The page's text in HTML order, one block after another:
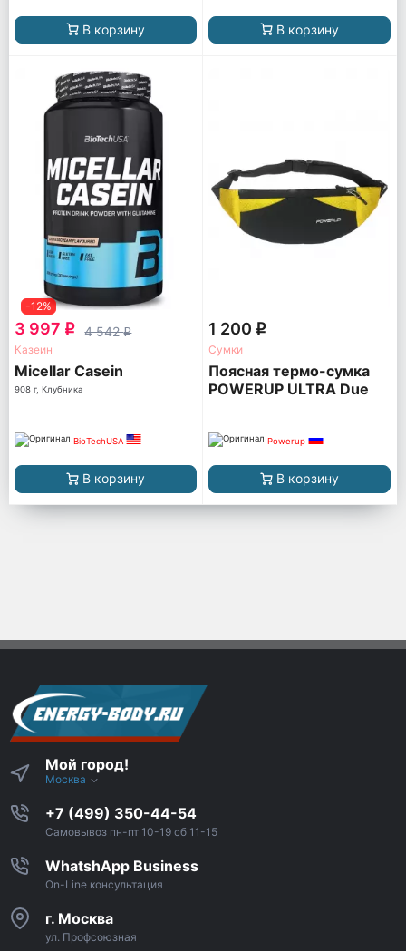
В корзину В корзину
-12%
3 997 q 4 542q
Казеин
Micellar Casein
908 г, Клубника
BioTechUSA
В корзину
1 200 q
Сумки
Поясная термо-сумка
POWERUP ULTRA Due
Powerup
В корзину
Мой город!
Москва
+7 (499) 350-44-54
Самовывоз пн-пт 10-19 сб 11-15
WhatshApp Business
On-Line консультация
г. Москва
ул. Профсоюзная